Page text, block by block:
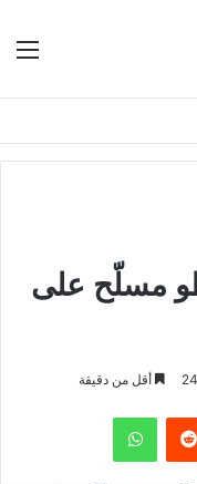
مسلّح على
أقل من دقيقة
واتساب